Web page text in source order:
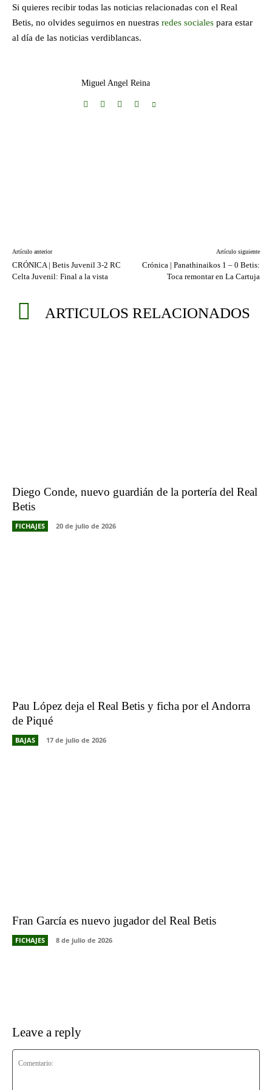
Si quieres recibir todas las noticias relacionadas con el Real
Betis, no olvides seguirnos en nuestras redes sociales para estar
al día de las noticias verdiblancas.
Miguel Angel Reina
Artículo anterior
CRÓNICA | Betis Juvenil 3-2 RC
Celta Juvenil: Final a la vista
Artículo siguiente
Crónica | Panathinaikos 1 – 0 Betis:
Toca remontar en La Cartuja
ARTICULOS RELACIONADOS
Diego Conde, nuevo guardián de la portería del Real
Betis
FICHAJES 20 de julio de 2026
Pau López deja el Real Betis y ficha por el Andorra
de Piqué
BAJAS 17 de julio de 2026
Fran García es nuevo jugador del Real Betis
FICHAJES 8 de julio de 2026
Leave a reply